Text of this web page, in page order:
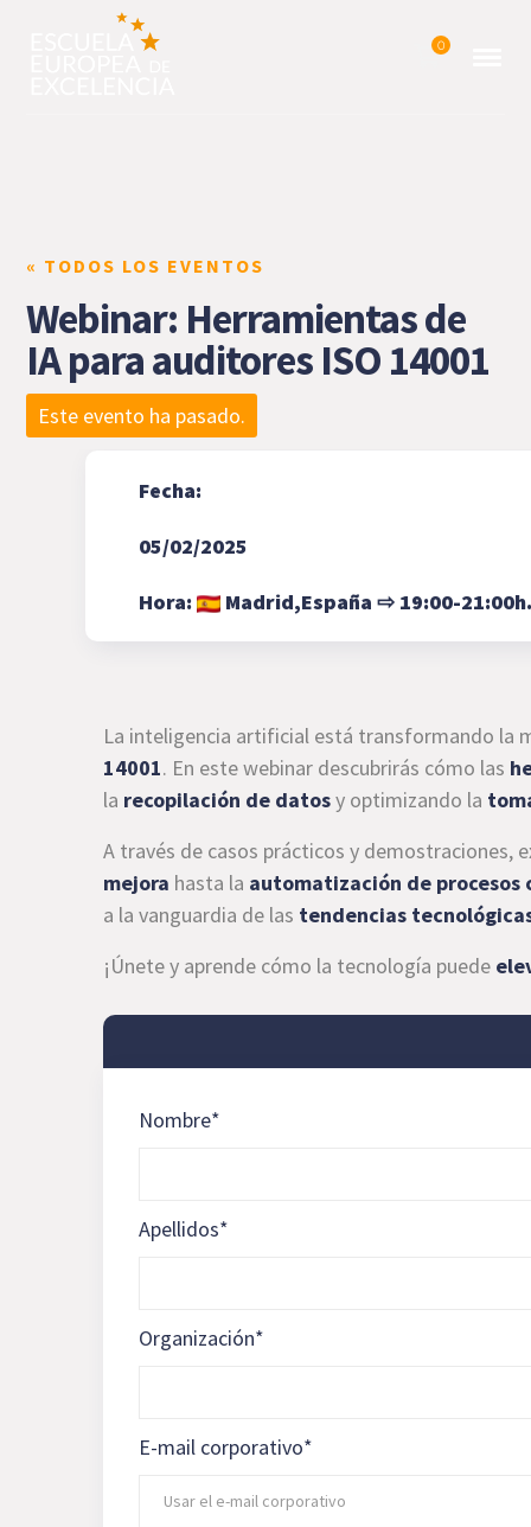
0
« TODOS LOS EVENTOS
Webinar: Herramientas de
IA para auditores ISO 14001
Este evento ha pasado.
Fecha:
05/02/2025
Hora: Madrid,España ⇨ 19:00-21:00h.
La inteligencia artificial está transformando la
14001. En este webinar descubrirás cómo las
la recopilación de datosy optimizando la
A través de casos prácticos y demostraciones,
mejora hasta la automatización de procesos
a la vanguardia de las tendencias
¡Únete y aprende cómo la tecnología puede
Nombre*
Apellidos*
Organización*
E-mail corporativo*